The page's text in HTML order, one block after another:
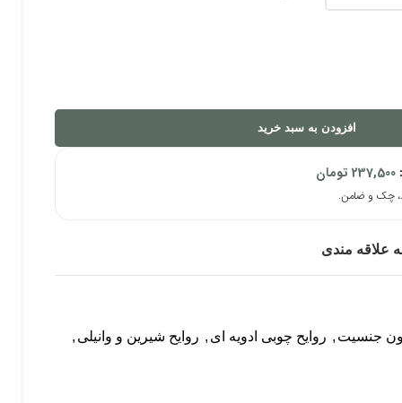
افزودن به سبد خرید
237,500 تومان
علاقه مندی
جنسیت , روایح چوبی ادویه ای , روایح شیرین و وانیلی ,